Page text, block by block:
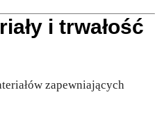
i trwałość
zapewniających